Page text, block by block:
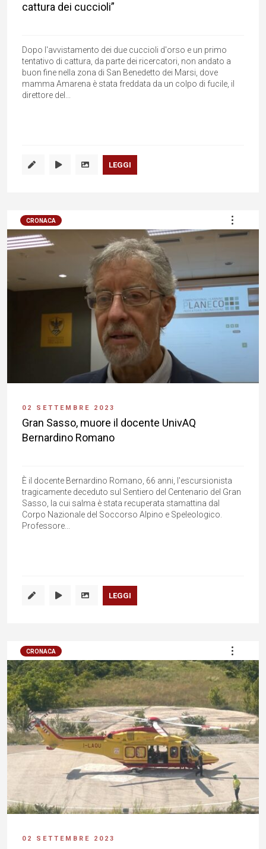
cattura dei cuccioli”
Dopo l'avvistamento dei due cuccioli d'orso e un primo
tentativo di cattura, da parte dei ricercatori, non andato a
buon fine nella zona di San Benedetto dei Marsi, dove
mamma Amarena è stata freddata da un colpo di fucile, il
direttore del...
LEGGI
CRONACA
02 SETTEMBRE 2023
Gran Sasso, muore il docente UnivAQ
Bernardino Romano
È il docente Bernardino Romano, 66 anni, l'escursionista
tragicamente deceduto sul Sentiero del Centenario del Gran
Sasso, la cui salma è stata recuperata stamattina dal
Corpo Nazionale del Soccorso Alpino e Speleologico.
Professore...
LEGGI
CRONACA
02 SETTEMBRE 2023